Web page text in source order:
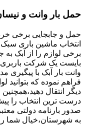
حمل بار وانت و
حمل و جابجایی برخی
انتخاب ماشین باری
برخی لوازم را از آبک به
بایست یک شرکت باربری
وانت بار آبک با پیگیری
فراهم نموده که بتوانید
دیگر انتقال
درست ترین انتخاب را
صدور بارنامه دولتی
به شهرستان،خیال شما